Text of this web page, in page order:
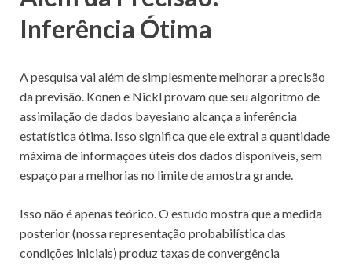
Inferência Ótima
A pesquisa vai além de simplesmente melhorar a precisão
da previsão. Konen e Nickl provam que seu algoritmo de
assimilação de dados bayesiano alcança a inferência
estatística ótima. Isso significa que ele extrai a quantidade
máxima de informações úteis dos dados disponíveis, sem
espaço para melhorias no limite de amostra grande.
Isso não é apenas teórico. O estudo mostra que a medida
posterior (nossa representação probabilística das
condições iniciais) produz taxas de convergência